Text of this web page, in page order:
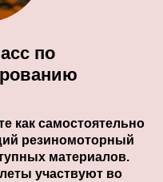
по
как самостоятельно
резиномоторный
материалов.
участвуют во